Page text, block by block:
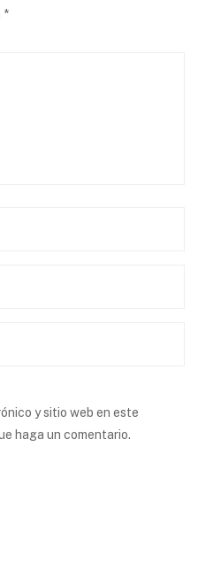
*
y sitio web en este
haga un comentario.